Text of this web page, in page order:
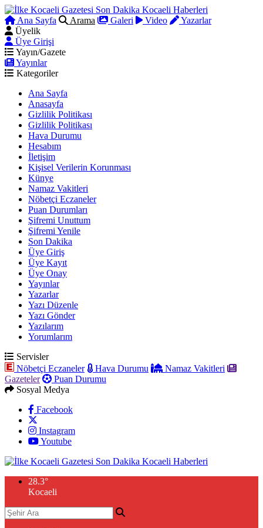
Ana Sayfa Arama Galeri Video
Yazarlar
Üyelik
Üye Girişi
Yayın/Gazete
Yayınlar
Kategoriler
Ana Sayfa
Anasayfa
Gizlilik Politikası
Gizlilik Politikası
Hava Durumu
Hesabım
İletişim
Kişisel Verilerin Korunması
Künye
Namaz Vakitleri
Nöbetçi Eczaneler
Puan Durumları
Şifremi Unuttum
Şifremi Yenile
Son Dakika
Üye Giriş
Üye Kayıt
Üye Onay
Yayınlar
Yazarlar
Yazı Düzenle
Yazı Gönder
Yazılarım
Yorumlarım
Servisler
Nöbetçi Eczaneler
Hava Durumu
Namaz Vakitleri
Gazeteler
Puan Durumu
Sosyal Medya
Facebook
Instagram
Youtube
28.3°
Kocaeli